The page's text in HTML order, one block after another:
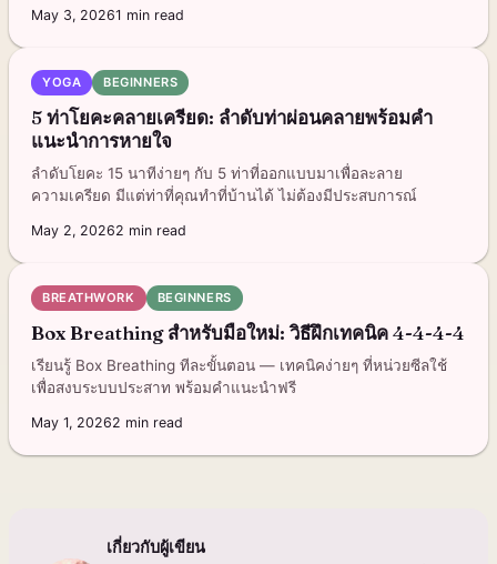
May 3, 20261 min read
YOGA BEGINNERS
5 ท่าโยคะคลายเครียด: ลำดับท่าผ่อนคลายพร้อมคำ
แนะนำการหายใจ
ลำดับโยคะ 15 นาทีง่ายๆ กับ 5 ท่าที่ออกแบบมาเพื่อละลาย
ความเครียด มีแต่ท่าที่คุณทำที่บ้านได้ ไม่ต้องมีประสบการณ์
May 2, 20262 min read
BREATHWORK BEGINNERS
Box Breathing สำหรับมือใหม่: วิธีฝึกเทคนิค 4-4-4-4
เรียนรู้ Box Breathing ทีละขั้นตอน — เทคนิคง่ายๆ ที่หน่วยซีลใช้
เพื่อสงบระบบประสาท พร้อมคำแนะนำฟรี
May 1, 20262 min read
เกี่ยวกับผู้เขียน